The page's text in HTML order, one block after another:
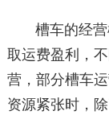
槽车的经
取运费盈利，
营，部分槽车
资源紧张时，